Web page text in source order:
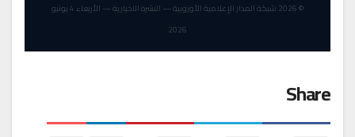
© 2026 شبكة المدار الإعلامية الأوروبية — النشرة الاخبارية — الأربعاء 4 يونيو
2026
Share